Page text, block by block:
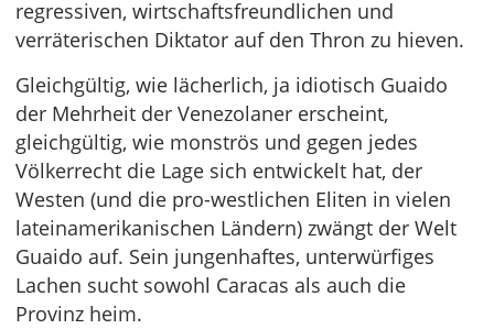
regressiven, wirtschaftsfreundlichen und
verräterischen Diktator auf den Thron zu hieven.
Gleichgültig, wie lächerlich, ja idiotisch Guaido
der Mehrheit der Venezolaner erscheint,
gleichgültig, wie monströs und gegen jedes
Völkerrecht die Lage sich entwickelt hat, der
Westen (und die pro-westlichen Eliten in vielen
lateinamerikanischen Ländern) zwängt der Welt
Guaido auf. Sein jungenhaftes, unterwürfiges
Lachen sucht sowohl Caracas als auch die
Provinz heim.